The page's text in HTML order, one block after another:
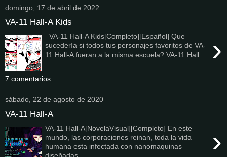
domingo, 17 de abril de 2022
VA-11 Hall-A Kids
›
VA-11 Hall-A Kids[Completo][Español] Que
sucedería si todos tus personajes favoritos de VA-
11 Hall-A fueran a la misma escuela? VA-11 Hall...
7 comentarios:
sábado, 22 de agosto de 2020
VA-11 Hall-A
›
VA-11 Hall-A[NovelaVisual][Completo] En este
mundo, las corporaciones reinan, toda la vida
humana esta infectada con nanomaquinas
diseñadas ...